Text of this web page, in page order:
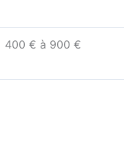
400 € à 900 €